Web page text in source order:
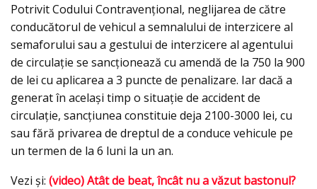
Potrivit Codului Contravențional, neglijarea de către
conducătorul de vehicul a semnalului de interzicere al
semaforului sau a gestului de interzicere al agentului
de circulaţie se sancţionează cu amendă de la 750 la 900
de lei cu aplicarea a 3 puncte de penalizare. Iar dacă a
generat în același timp o situaţie de accident de
circulaţie, sancțiunea constituie deja 2100-3000 lei, cu
sau fără privarea de dreptul de a conduce vehicule pe
un termen de la 6 luni la un an.
Vezi și: (video) Atât de beat, încât nu a văzut bastonul?